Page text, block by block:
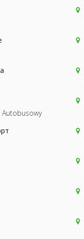
Autobusowy